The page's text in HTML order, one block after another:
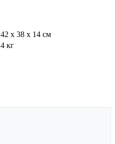
42 x 38 x 14 см
4 кг